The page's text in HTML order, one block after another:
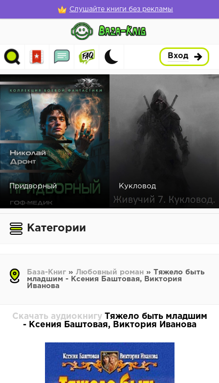
Слушайте книги без рекламы
Вход
Придворный Кукловод
Категории
База-Книг » Любовный роман » Тяжело быть
младшим - Ксения Баштовая, Виктория
Иванова
Скачать аудиокнигу Тяжело быть младшим
- Ксения Баштовая, Виктория Иванова